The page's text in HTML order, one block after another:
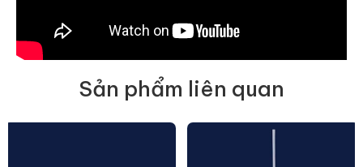
Sản phẩm liên quan